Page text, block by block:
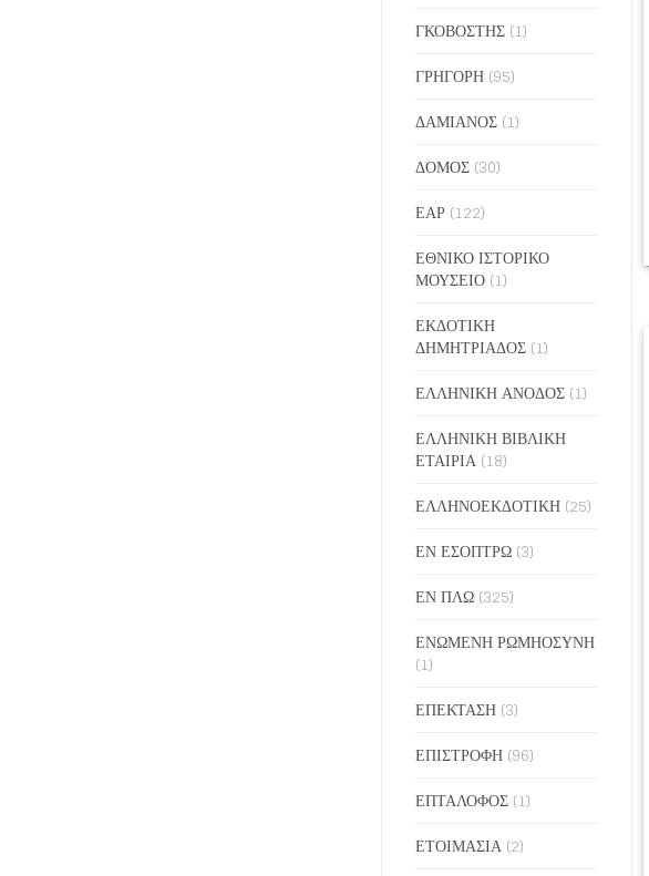
ΓΚΟΒΟΣΤΗΣ (1)
ΓΡΗΓΟΡΗ (95)
ΔΑΜΙΑΝΟΣ (1)
ΔΟΜΟΣ (30)
ΕΑΡ (122)
ΕΘΝΙΚΟ ΙΣΤΟΡΙΚΟ
ΜΟΥΣΕΙΟ (1)
ΕΚΔΟΤΙΚΗ
ΔΗΜΗΤΡΙΑΔΟΣ (1)
ΕΛΛΗΝΙΚΗ ΑΝΟΔΟΣ (1)
ΕΛΛΗΝΙΚΗ ΒΙΒΛΙΚΗ
ΕΤΑΙΡΙΑ (18)
ΕΛΛΗΝΟΕΚΔΟΤΙΚΗ (25)
ΕΝ ΕΣΟΠΤΡΩ (3)
ΕΝ ΠΛΩ (325)
ΕΝΩΜΕΝΗ ΡΩΜΗΟΣΥΝΗ
(1)
ΕΠΕΚΤΑΣΗ (3)
ΕΠΙΣΤΡΟΦΗ (96)
ΕΠΤΑΛΟΦΟΣ (1)
ΕΤΟΙΜΑΣΙΑ (2)